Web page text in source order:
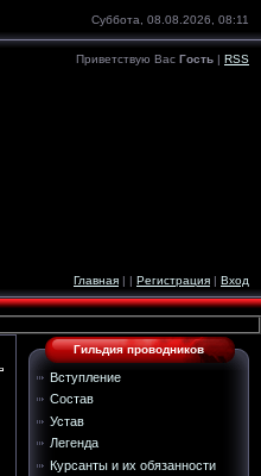
Суббота, 08.08.2026, 08:11
Приветствую Вас Гость | RSS
Главная | | Регистрация | Вход
Гильдия проводников
Вступление
Состав
Устав
Легенда
Курсанты и их обязанности